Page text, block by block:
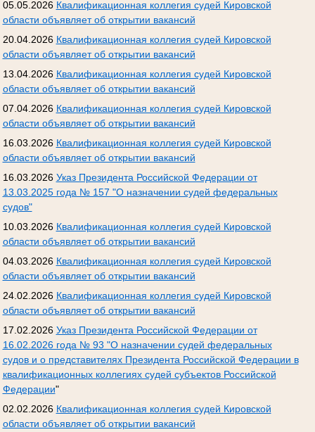
05.05.2026 Квалификационная коллегия судей Кировской
области объявляет об открытии вакансий
20.04.2026 Квалификационная коллегия судей Кировской
области объявляет об открытии вакансий
13.04.2026 Квалификационная коллегия судей Кировской
области объявляет об открытии вакансий
07.04.2026 Квалификационная коллегия судей Кировской
области объявляет об открытии вакансий
16.03.2026 Квалификационная коллегия судей Кировской
области объявляет об открытии вакансий
16.03.2026 Указ Президента Российской Федерации от
13.03.2025 года № 157 "О назначении судей федеральных
судов"
10.03.2026 Квалификационная коллегия судей Кировской
области объявляет об открытии вакансий
04.03.2026 Квалификационная коллегия судей Кировской
области объявляет об открытии вакансий
24.02.2026 Квалификационная коллегия судей Кировской
области объявляет об открытии вакансий
17.02.2026 Указ Президента Российской Федерации от
16.02.2026 года № 93 "О назначении судей федеральных
судов и о представителях Президента Российской Федерации в
квалификационных коллегиях судей субъектов Российской
Федерации"
02.02.2026 Квалификационная коллегия судей Кировской
области объявляет об открытии вакансий